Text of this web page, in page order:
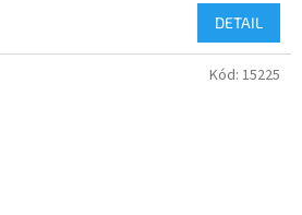
DETAIL
Kód: 15225